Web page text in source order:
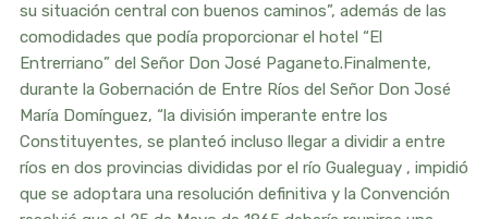
su situación central con buenos caminos”, además de las
comodidades que podía proporcionar el hotel “El
Entrerriano” del Señor Don José Paganeto.Finalmente,
durante la Gobernación de Entre Ríos del Señor Don José
María Domínguez, “la división imperante entre los
Constituyentes, se planteó incluso llegar a dividir a entre
ríos en dos provincias divididas por el río Gualeguay , impidió
que se adoptara una resolución definitiva y la Convención